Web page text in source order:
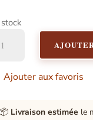
Ajouter aux favoris
📦 Livraison estimée le